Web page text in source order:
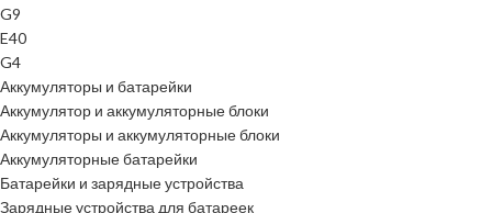
G9
E40
G4
Аккумуляторы и батарейки
Аккумулятор и аккумуляторные блоки
Аккумуляторы и аккумуляторные блоки
Аккумуляторные батарейки
Батарейки и зарядные устройства
Зарядные устройства для батареек